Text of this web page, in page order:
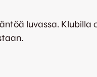
luvassa.